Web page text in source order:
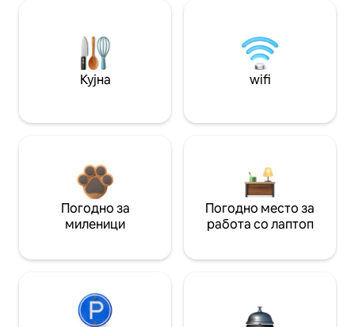
Кујна wifi
Погодно за
миленици
Погодно место за
работа со лаптоп